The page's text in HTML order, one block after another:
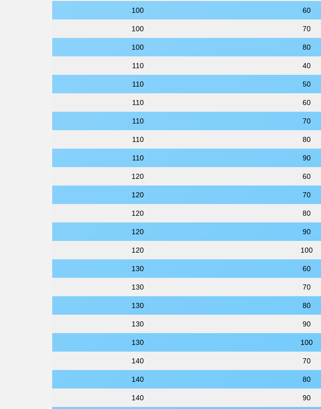
100 60
100 70
100 80
110 40
110 50
110 60
110 70
110 80
110 90
120 60
120 70
120 80
120 90
120 100
130 60
130 70
130 80
130 90
130 100
140 70
140 80
140 90